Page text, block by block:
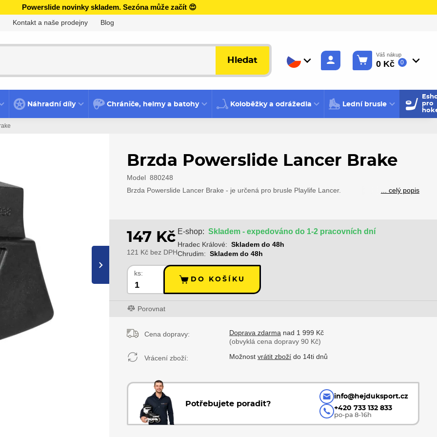
Powerslide novinky skladem. Sezóna může začít 😍
Kontakt a naše prodejny Blog
Hledat
Váš nákup
0 Kč 0
Náhradní díly Chrániče, helmy a batohy Koloběžky a odrážedla Lední brusle
pro
›
Brzda Powerslide Lancer Brake
Model 880248
Brzda Powerslide Lancer Brake - je určená pro brusle Playlife Lancer.
... celý popis
147 Kč
121 Kč bez DPH
E-shop: Skladem - expedováno do 1-2 pracovních dní
Hradec Králové: Skladem do 48h
Chrudim: Skladem do 48h
ks:
DO KOŠÍKU
Porovnat
Cena dopravy: Doprava zdarma nad 1 999 Kč
(obvyklá cena dopravy 90 Kč)
Vrácení zboží: Možnostvrátit zboží do 14ti dnů
Potřebujete poradit?
info@hejduksport.cz
+420 733 132 833
po-pa 8-16h